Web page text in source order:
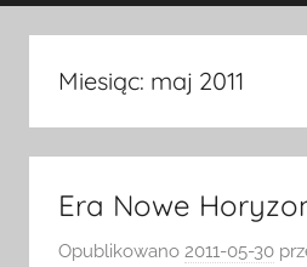
Miesiąc: maj 2011
Era Nowe
Opublikowano 2011-05-30